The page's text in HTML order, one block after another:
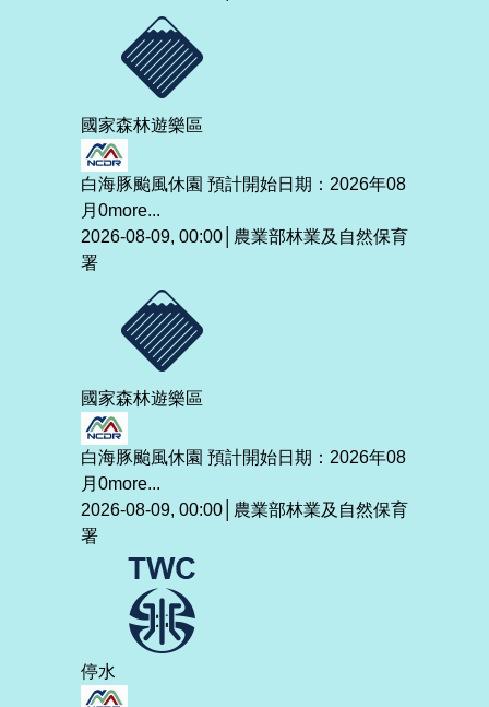
國家森林遊樂區
白海豚颱風休園 預計開始日期：2026年08
月0more...
2026-08-09, 00:00│農業部林業及自然保育
署
國家森林遊樂區
白海豚颱風休園 預計開始日期：2026年08
月0more...
2026-08-09, 00:00│農業部林業及自然保育
署
停水